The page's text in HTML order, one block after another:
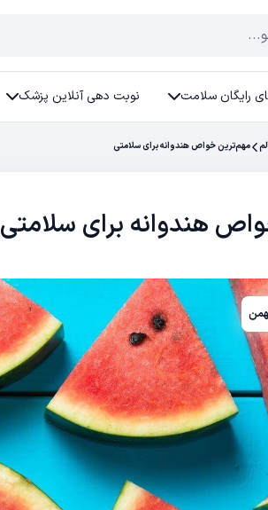
رایگان سلامت نوبت دهی آنلاین پزشک
مهم‌ترین خواص هندوانه برای سلامتی
هندوانه برای سلامتی